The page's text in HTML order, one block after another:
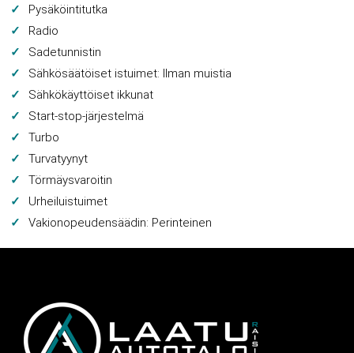
Pysäköintitutka
Radio
Sadetunnistin
Sähkösäätöiset istuimet: Ilman muistia
Sähkökäyttöiset ikkunat
Start-stop-järjestelmä
Turbo
Turvatyynyt
Törmäysvaroitin
Urheiluistuimet
Vakionopeudensäädin: Perinteinen